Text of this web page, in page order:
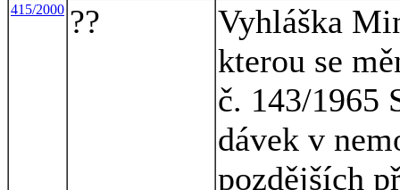
415/2000 ??
Vyhláška
kterou se
č. 143/1965
dávek v
pozdějších